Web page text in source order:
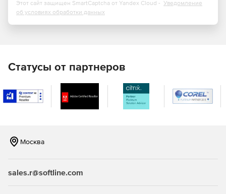
программа автоматически рассчитывает расстояние (L-
проведения измерений уровня звука: на расстоянии 1,5 м
от пола в соответствии с п. 4.2 СП 3.13130.2009 и в
зависимости от угла поворота оповещателя.
видеонаблюдения с учетом высоты установки
Этот сайт защищен SmartCaptcha от Yandex Cloud - Уведомление
об условиях обработки данных
Статусы от партнеров
Москва
sales.r@softline.com